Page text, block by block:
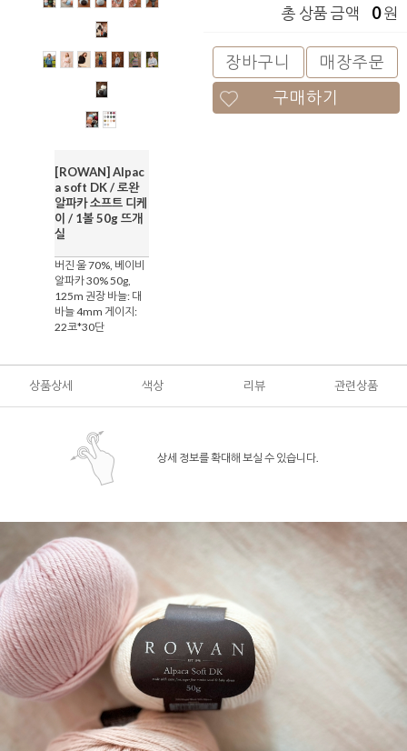
[ROWAN] Alpac
a soft DK / 로완
알파카 소프트 디케
이 / 1볼 50g 뜨개
실
버진 울 70%, 베이비
알파카 30% 50g,
125m 권장 바늘: 대
바늘 4mm 게이지:
22코*30단
총 상품 금액 0원
장바구니
매장주문
구매하기
상품상세 색상 리뷰 관련상품
상세 정보를 확대해 보실 수 있습니다.